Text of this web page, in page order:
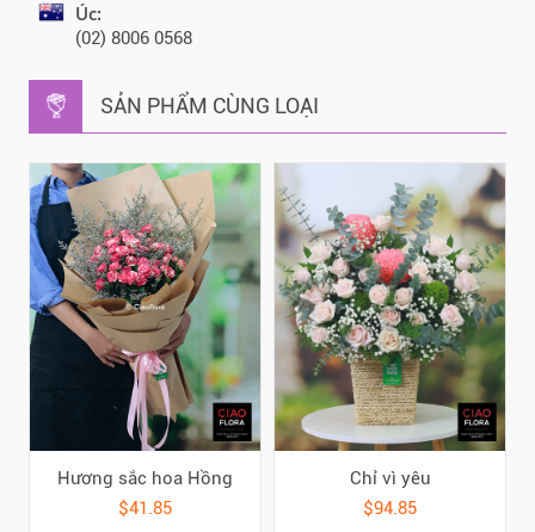
Úc:
(02) 8006 0568
SẢN PHẨM CÙNG LOẠI
Hương sắc hoa Hồng
$41.85
Chỉ vì yêu
$94.85